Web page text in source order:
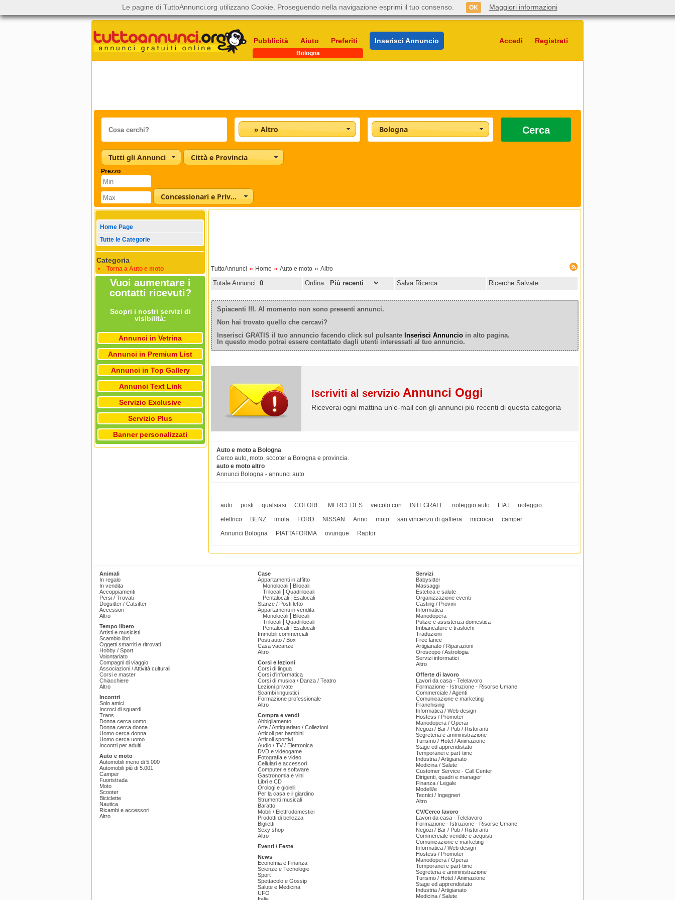
Pubblicità Aiuto Preferiti Inserisci Annuncio Accedi Registrati
Bologna
» Altro Bologna Cerca
Tutti gli Annunci Città e Provincia
Prezzo
Concessionari e Privati
Home Page
Tutte le Categorie
Categoria
Torna a Auto e moto
Vuoi aumentare i
contatti ricevuti?
Scopri i nostri servizi di
visibilità:
Annunci in Vetrina
Annunci in Premium List
Annunci in Top Gallery
Annunci Text Link
Servizio Exclusive
Servizio Plus
Banner personalizzati
TuttoAnnunci » Home » Auto e moto » Altro
Totale Annunci: 0 Ordina: Salva Ricerca Ricerche Salvate
Spiacenti !!!. Al momento non sono presenti annunci.
Non hai trovato quello che cercavi?
Inserisci GRATIS il tuo annuncio facendo click sul pulsante Inserisci Annuncio in alto pagina.
In questo modo potrai essere contattato dagli utenti interessati al tuo annuncio.
Iscriviti al servizio Annunci Oggi
Riceverai ogni mattina un'e-mail con gli annunci più recenti di questa categoria
Auto e moto a Bologna
Cerco auto, moto, scooter a Bologna e provincia.
auto e moto altro
Annunci Bologna - annunci auto
auto posti qualsiasi COLORE MERCEDES veicolo con INTEGRALE noleggio auto FIAT
noleggio
elettrico
BENZ imola FORD NISSAN Anno moto san vincenzo di galliera microcar
camper
Annunci Bologna
PIATTAFORMA ovunque Raptor
Animali
In regalo
In vendita
Accoppiamenti
Persi / Trovati
Dogsitter / Catsitter
Accessori
Altro
Tempo libero
Artisti e musicisti
Scambio libri
Oggetti smarriti e ritrovati
Hobby / Sport
Volontariato
Compagni di viaggio
Associazioni / Attività culturali
Corsi e master
Chiacchiere
Altro
Incontri
Solo amici
Incroci di sguardi
Trans
Donna cerca uomo
Donna cerca donna
Uomo cerca donna
Uomo cerca uomo
Incontri per adulti
Auto e moto
Automobili meno di 5.000
Automobili più di 5.001
Camper
Fuoristrada
Moto
Scooter
Biciclette
Nautica
Ricambi e accessori
Altro
Case
Appartamenti in affitto
Monolocali
Bilocali
Trilocali
Quadrilocali
Pentalocali
Esalocali
Stanze / Posti letto
Appartamenti in vendita
Monolocali
Bilocali
Trilocali
Quadrilocali
Pentalocali
Esalocali
Immobili commerciali
Posti auto / Box
Casa vacanze
Altro
Corsi e lezioni
Corsi di lingua
Corsi d'informatica
Corsi di musica / Danza / Teatro
Lezioni private
Scambi linguistici
Formazione professionale
Altro
Compra e vendi
Abbigliamento
Arte / Antiquariato / Collezioni
Articoli per bambini
Articoli sportivi
Audio / TV / Elettronica
DVD e videogame
Fotografia e video
Cellulari e accessori
Computer e software
Gastronomia e vini
Libri e CD
Orologi e gioielli
Per la casa e il giardino
Strumenti musicali
Baratto
Mobili / Elettrodomestici
Prodotti di bellezza
Biglietti
Sexy shop
Altro
Eventi / Feste
News
Economia e Finanza
Scienze e Tecnologie
Sport
Spettacolo e Gossip
Salute e Medicina
UFO
Servizi
Babysitter
Massaggi
Estetica e salute
Organizzazione eventi
Casting / Provini
Informatica
Manodopera
Pulizie e assistenza domestica
Imbiancature e traslochi
Traduzioni
Free lance
Artigianato / Riparazioni
Oroscopo / Astrologia
Servizi informatici
Altro
Offerte di lavoro
Lavori da casa - Telelavoro
Formazione - Istruzione - Risorse Umane
Commerciale / Agenti
Comunicazione e marketing
Franchising
Informatica / Web design
Hostess / Promoter
Manodopera / Operai
Negozi / Bar / Pub / Ristoranti
Segreteria e amministrazione
Turismo / Hotel / Animazione
Stage ed apprendistato
Temporanei e part-time
Industria / Artigianato
Medicina / Salute
Customer Service - Call Center
Dirigenti, quadri e manager
Finanza / Legale
Modelli/e
Tecnici / Ingegneri
Altro
CV/Cerco lavoro
Lavori da casa - Telelavoro
Formazione - Istruzione - Risorse Umane
Negozi / Bar / Pub / Ristoranti
Commerciale vendite e acquisti
Comunicazione e marketing
Informatica / Web design
Hostess / Promoter
Manodopera / Operai
Temporanei e part-time
Segreteria e amministrazione
Turismo / Hotel / Animazione
Stage ed apprendistato
Industria / Artigianato
Medicina / Salute
Le pagine di TuttoAnnunci.org utilizzano Cookie. Proseguendo nella navigazione esprimi il tuo consenso. OK Maggiori informazioni